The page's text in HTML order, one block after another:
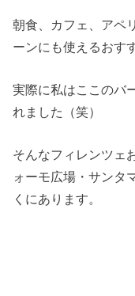
朝食、カフェ、アペ
ーンにも使えるおす
実際に私はここのバ
れました（笑）
そんなフィレンツェ
ォーモ広場・サンタ
くにあります。